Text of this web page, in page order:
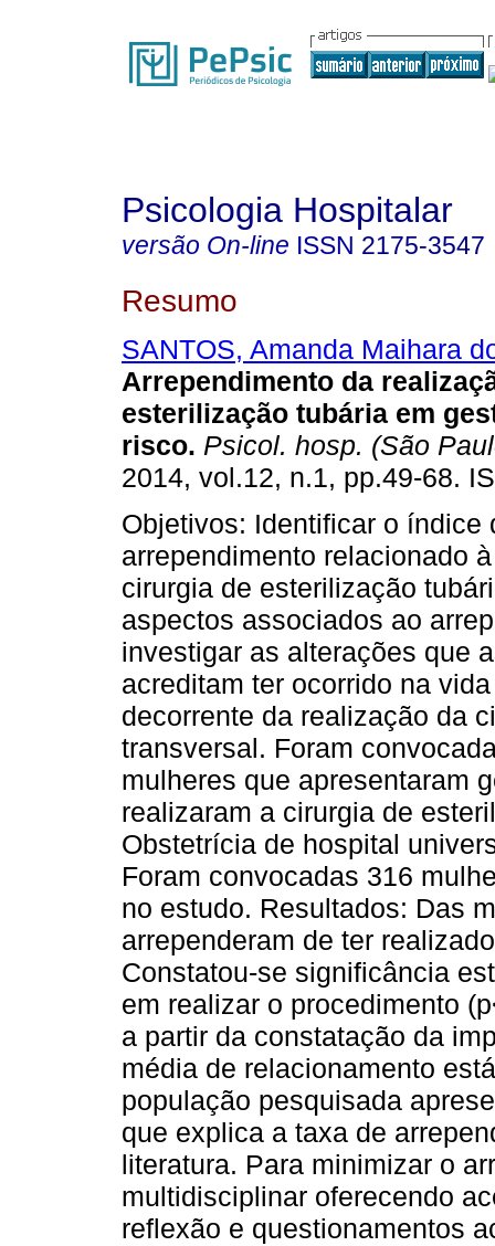
Psicologia Hospitalar
versão On-line ISSN 2175-3547
Resumo
SANTOS, Amanda Maihara
Arrependimento da
esterilização tubária em
risco. Psicol. hosp. (São
2014, vol.12, n.1, pp.49-68.
Objetivos: Identificar o índice
arrependimento relacionado
cirurgia de esterilização
aspectos associados ao
investigar as alterações que
acreditam ter ocorrido na
decorrente da realização da
transversal. Foram
mulheres que apresentaram
realizaram a cirurgia de
Obstetrícia de hospital
Foram convocadas 316
no estudo. Resultados: Das
arrependeram de ter
Constatou-se significância
em realizar o procedimento
a partir da constatação da
média de relacionamento
população pesquisada
que explica a taxa de
literatura. Para minimizar o
multidisciplinar oferecendo
reflexão e questionamentos